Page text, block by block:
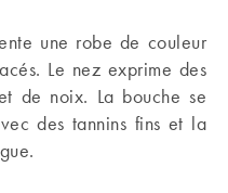
une robe de couleur
Le nez exprime des
de noix. La bouche se
des tannins fins et la